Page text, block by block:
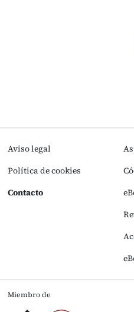
Aviso legal
Política de cookies
Contacto
Miembro de